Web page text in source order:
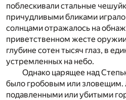
поблескивали стальные
причудливыми бликами
солнцами отражалось на
приветственном жесте
глубине сотен тысяч глаз, в
устремленных на небо.
Однако царящее над
было гробовым или зловещим.
подавленными или убитыми